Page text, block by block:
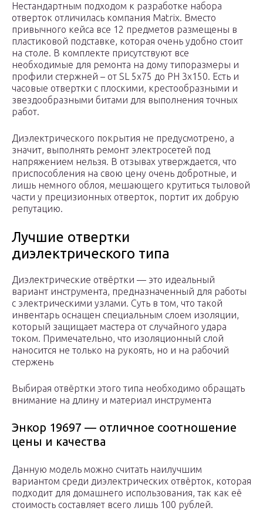
Нестандартным подходом к разработке набора
отверток отличилась компания Matrix. Вместо
привычного кейса все 12 предметов размещены в
пластиковой подставке, которая очень удобно стоит
на столе. В комплекте присутствуют все
необходимые для ремонта на дому типоразмеры и
профили стержней – от SL 5х75 до PH 3х150. Есть и
часовые отвертки с плоскими, крестообразными и
звездообразными битами для выполнения точных
работ.
Диэлектрического покрытия не предусмотрено, а
значит, выполнять ремонт электросетей под
напряжением нельзя. В отзывах утверждается, что
приспособления на свою цену очень добротные, и
лишь немного облоя, мешающего крутиться тыловой
части у прецизионных отверток, портит их добрую
репутацию.
Лучшие отвертки
диэлектрического типа
Диэлектрические отвёртки — это идеальный
вариант инструмента, предназначенный для работы
с электрическими узлами. Суть в том, что такой
инвентарь оснащен специальным слоем изоляции,
который защищает мастера от случайного удара
током. Примечательно, что изоляционный слой
наносится не только на рукоять, но и на рабочий
стержень
Выбирая отвёртки этого типа необходимо обращать
внимание на длину и материал инструмента
Энкор 19697 — отличное соотношение
цены и качества
Данную модель можно считать наилучшим
вариантом среди диэлектрических отвёрток, которая
подходит для домашнего использования, так как её
стоимость составляет всего лишь 100 рублей.